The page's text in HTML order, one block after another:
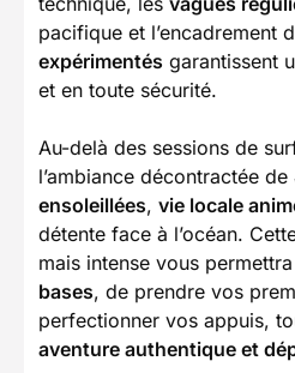
pacifique et l’encadrement
expérimentés garantissent
et en toute sécurité.
Au-delà des sessions de
l’ambiance décontractée
ensoleillées, vie locale
détente face à l’océan.
mais intense vous
bases, de prendre vos
perfectionner vos appuis,
aventure authentique et